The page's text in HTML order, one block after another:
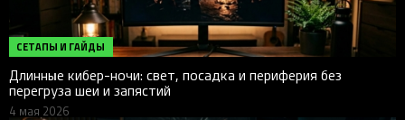
СЕТАПЫ И ГАЙДЫ
Длинные кибер-ночи: свет, посадка и периферия без
перегруза шеи и запястий
4 мая 2026